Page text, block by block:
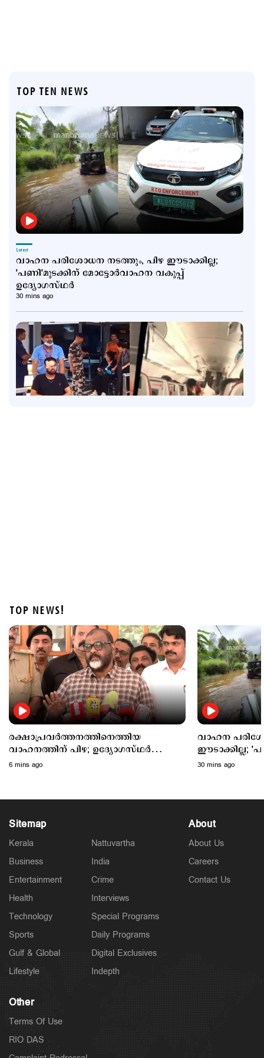
TOP TEN NEWS
Latest
വാഹന പരിശോധന നടത്തും, പിഴ ഈടാക്കില്ല;
'പണി'മുടക്കിന് മോട്ടോര്‍വാഹന വകുപ്പ്
ഉദ്യോഗസ്ഥര്‍
30 mins ago
Latest
അര്‍ജുന്‍ ആയങ്കിക്കെതിരെ കൂടുതല്‍ വകുപ്പുകള്‍
വരുന്നു; നിയമോപദേശം തേടി പൊലീസ്
2 hours ago
Latest
അധിക്ഷേപ പരാമർശത്തിൽ ടി.ജി. മോഹൻദാസ്
3 hours ago
TOP NEWS!
രക്ഷാപ്രവര്‍ത്തനത്തിനെത്തിയ
വാഹനത്തിന് പിഴ; ഉദ്യോഗസ്ഥര്‍
അമിതാധികാരം ഉപയോഗിച്ചെന്ന്
6 mins ago
വാഹന
ഈടാക്കില്ല;
30 mins ago
Sitemap
Kerala
Business
Entertainment
Health
Technology
Sports
Gulf & Global
Lifestyle
Nattuvartha
India
Crime
Interviews
Special Programs
Daily Programs
Digital Exclusives
Indepth
About
About Us
Careers
Contact Us
Other
Terms Of Use
RIO DAS